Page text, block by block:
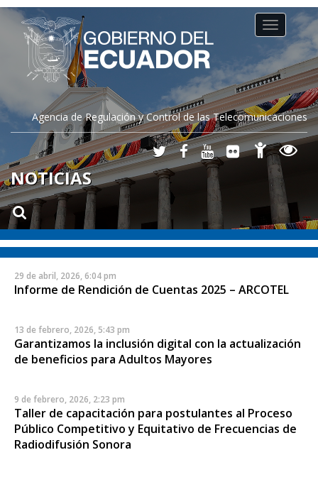
Agencia de Regulación y Control de las Telecomunicaciones
Toggle
navigation
NOTICIAS
29 de abril, 2026, 6:04 pm
Informe de Rendición de Cuentas 2025 – ARCOTEL
13 de febrero, 2026, 5:43 pm
Garantizamos la inclusión digital con la actualización
de beneficios para Adultos Mayores
9 de febrero, 2026, 2:23 pm
Taller de capacitación para postulantes al Proceso
Público Competitivo y Equitativo de Frecuencias de
Radiodifusión Sonora